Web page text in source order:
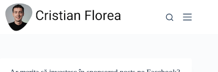
Sari
conținut